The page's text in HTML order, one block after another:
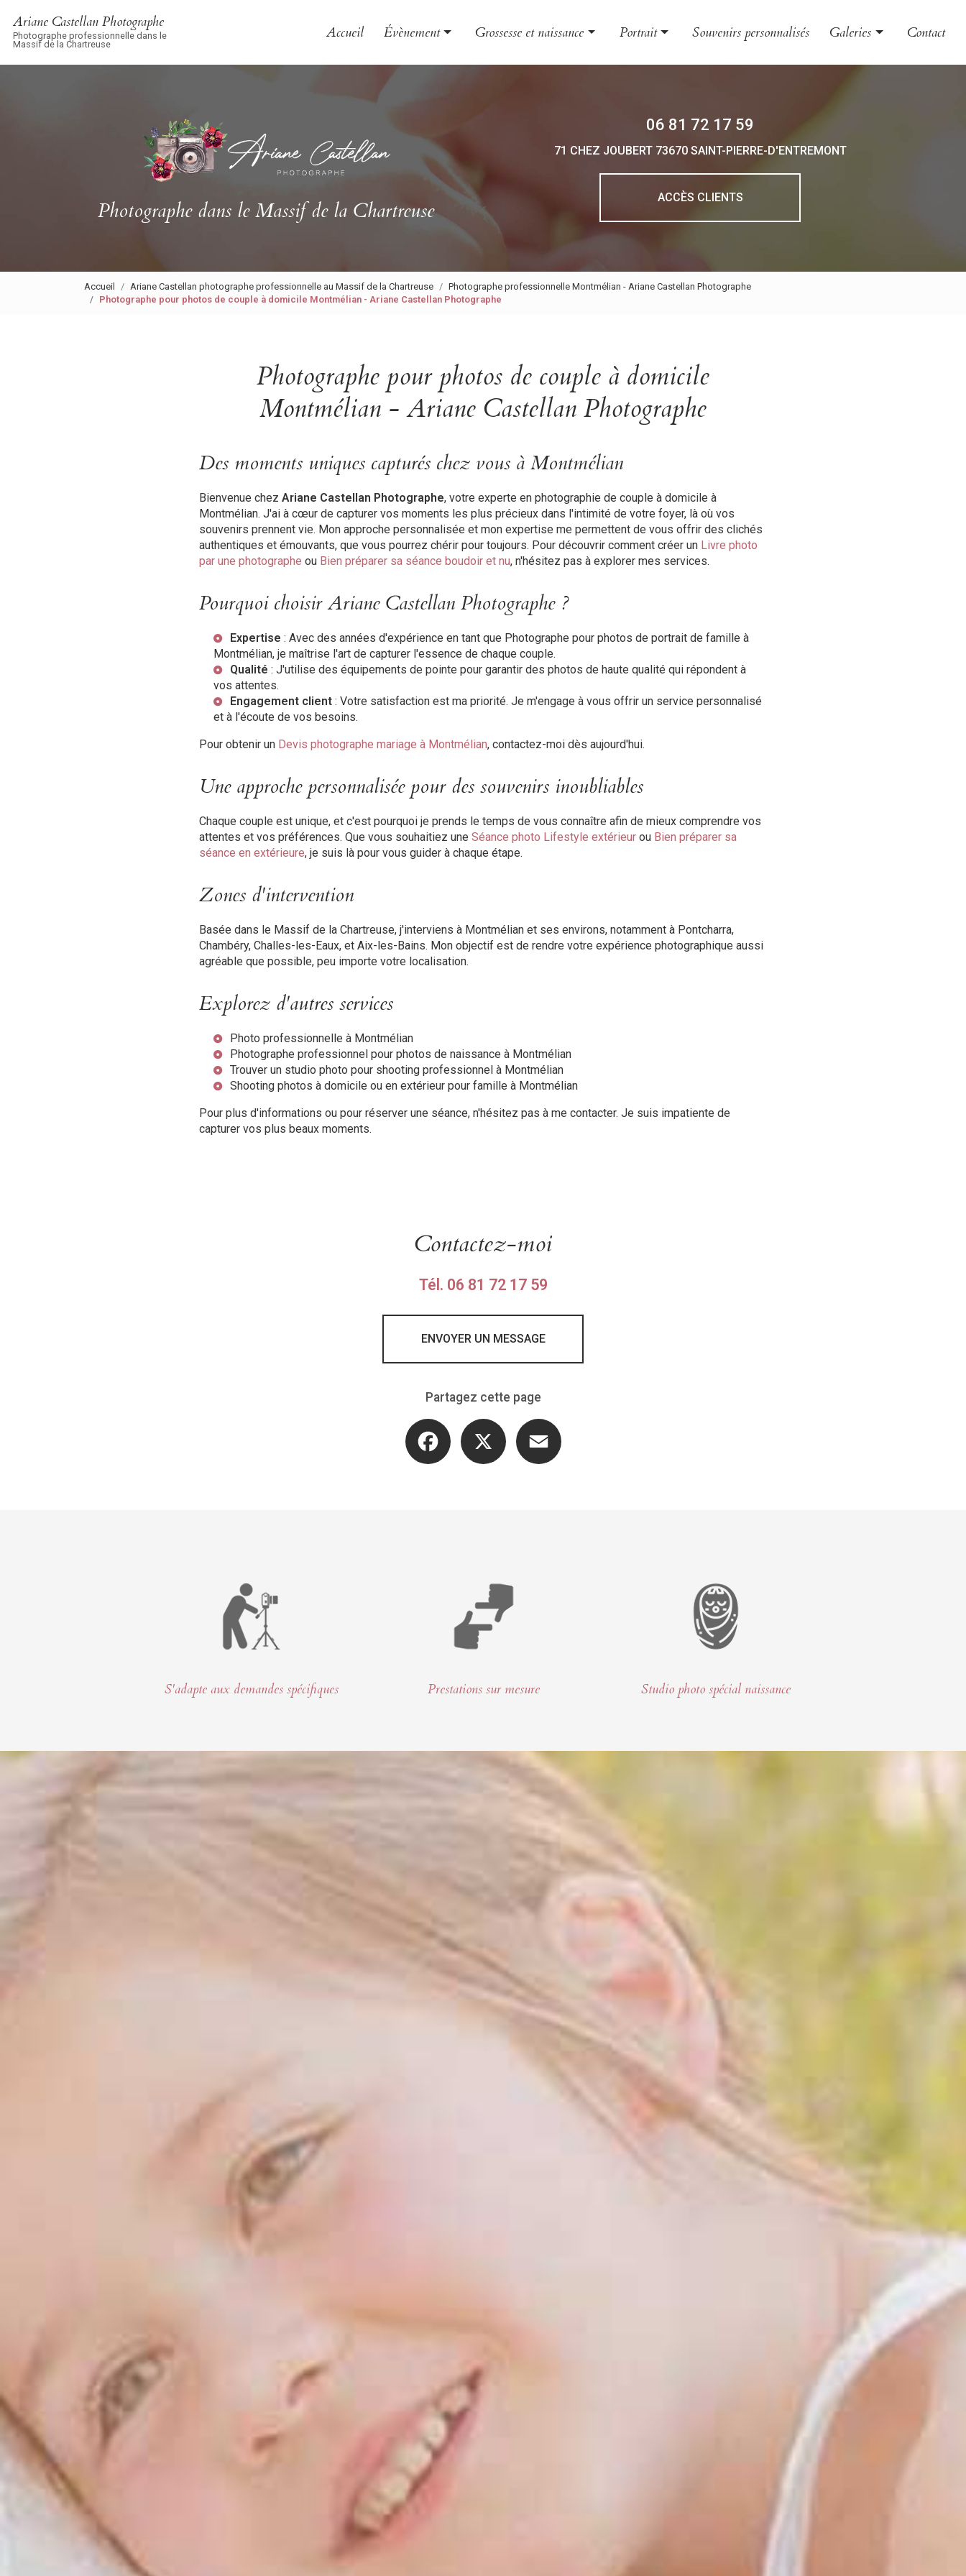
contenu
Ariane Castellan Photographe
Photographe professionnelle dans le
Massif de la Chartreuse
Accueil Évènement
Mariage
Grossesse et naissance Portrait
Book et boudoir
Photo d'entreprise
Souvenirs personnalisés Galeries Contact
Photographe dans le Massif de la Chartreuse
06 81 72 17 59
71 CHEZ JOUBERT 73670 SAINT-PIERRE-D'ENTREMONT
ACCÈS CLIENTS
Accueil Ariane Castellan photographe professionnelle au Massif de la Chartreuse
Photographe professionnelle Montmélian - Ariane Castellan Photographe
Photographe pour photos de couple à domicile Montmélian - Ariane Castellan Photographe
Photographe pour photos de couple à domicile
Montmélian - Ariane Castellan Photographe
Des moments uniques capturés chez vous à Montmélian
Bienvenue chez Ariane Castellan Photographe, votre experte en photographie de couple à domicile à
Montmélian. J'ai à cœur de capturer vos moments les plus précieux dans l'intimité de votre foyer, là où vos
souvenirs prennent vie. Mon approche personnalisée et mon expertise me permettent de vous offrir des clichés
authentiques et émouvants, que vous pourrez chérir pour toujours. Pour découvrir comment créer un Livre photo
par une photographe ou Bien préparer sa séance boudoir et nu, n'hésitez pas à explorer mes services.
Pourquoi choisir Ariane Castellan Photographe ?
Expertise : Avec des années d'expérience en tant que Photographe pour photos de portrait de famille à
Montmélian, je maîtrise l'art de capturer l'essence de chaque couple.
Qualité : J'utilise des équipements de pointe pour garantir des photos de haute qualité qui répondent à
vos attentes.
Engagement client : Votre satisfaction est ma priorité. Je m'engage à vous offrir un service personnalisé
et à l'écoute de vos besoins.
Pour obtenir un Devis photographe mariage à Montmélian, contactez-moi dès aujourd'hui.
Une approche personnalisée pour des souvenirs inoubliables
Chaque couple est unique, et c'est pourquoi je prends le temps de vous connaître afin de mieux comprendre vos
attentes et vos préférences. Que vous souhaitiez une Séance photo Lifestyle extérieur ou Bien préparer sa
séance en extérieure, je suis là pour vous guider à chaque étape.
Zones d'intervention
Basée dans le Massif de la Chartreuse, j'interviens à Montmélian et ses environs, notamment à Pontcharra,
Chambéry, Challes-les-Eaux, et Aix-les-Bains. Mon objectif est de rendre votre expérience photographique aussi
agréable que possible, peu importe votre localisation.
Explorez d'autres services
Photo professionnelle à Montmélian
Photographe professionnel pour photos de naissance à Montmélian
Trouver un studio photo pour shooting professionnel à Montmélian
Shooting photos à domicile ou en extérieur pour famille à Montmélian
Pour plus d'informations ou pour réserver une séance, n'hésitez pas à me contacter. Je suis impatiente de
capturer vos plus beaux moments.
Contactez-moi
Tél. 06 81 72 17 59
ENVOYER UN MESSAGE
Partagez cette page
Facebook
S'adapte aux demandes spécifiques Prestations sur mesure Studio photo spécial naissance